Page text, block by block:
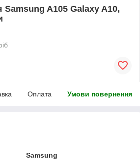
A105 Galaxy A10,
Оплата Умови повернення
Samsung